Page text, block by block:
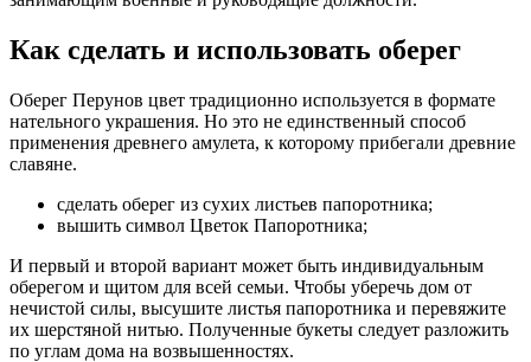
Как сделать и использовать оберег
Оберег Перунов цвет традиционно используется в формате
нательного украшения. Но это не единственный способ
применения древнего амулета, к которому прибегали древние
славяне.
сделать оберег из сухих листьев папоротника;
вышить символ Цветок Папоротника;
И первый и второй вариант может быть индивидуальным
оберегом и щитом для всей семьи. Чтобы уберечь дом от
нечистой силы, высушите листья папоротника и перевяжите
их шерстяной нитью. Полученные букеты следует разложить
по углам дома на возвышенностях.